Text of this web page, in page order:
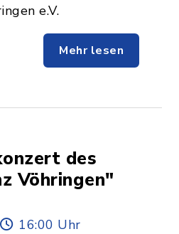
e.V.
Mehr lesen
des
Vöhringen"
16:00 Uhr